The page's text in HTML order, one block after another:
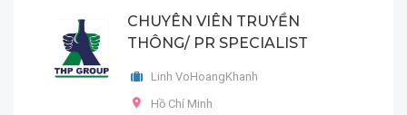
CHUYÊN VIÊN TRUYỀN
THÔNG/ PR SPECIALIST
Linh VoHoangKhanh
Hồ Chí Minh